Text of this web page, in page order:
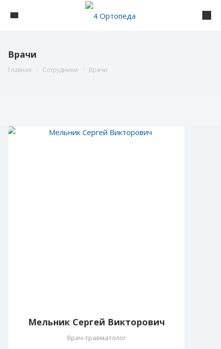
Врачи
Главная Сотрудники Врачи
Мельник Сергей Викторович
Врач-травматолог